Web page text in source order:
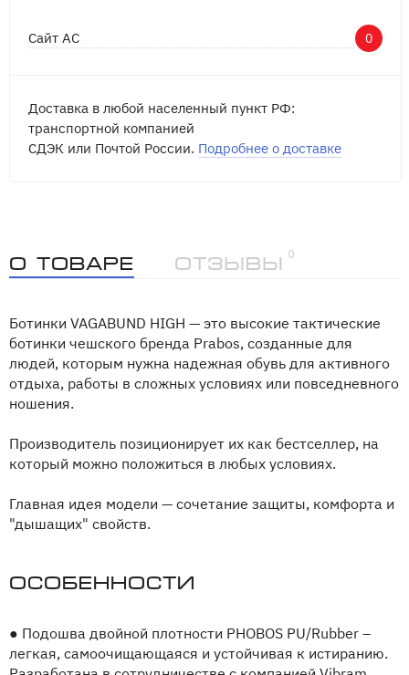
Сайт АС 0
Доставка в любой населенный пункт РФ:
транспортной компанией
СДЭК или Почтой России. Подробнее о доставке
О товаре Отзывы
0
Ботинки VAGABUND HIGH — это высокие тактические
ботинки чешского бренда Prabos, созданные для
людей, которым нужна надежная обувь для активного
отдыха, работы в сложных условиях или повседневного
ношения.
Производитель позиционирует их как бестселлер, на
который можно положиться в любых условиях.
Главная идея модели — сочетание защиты, комфорта и
"дышащих" свойств.
Особенности
● Подошва двойной плотности PHOBOS PU/Rubber –
легкая, самоочищающаяся и устойчивая к истиранию.